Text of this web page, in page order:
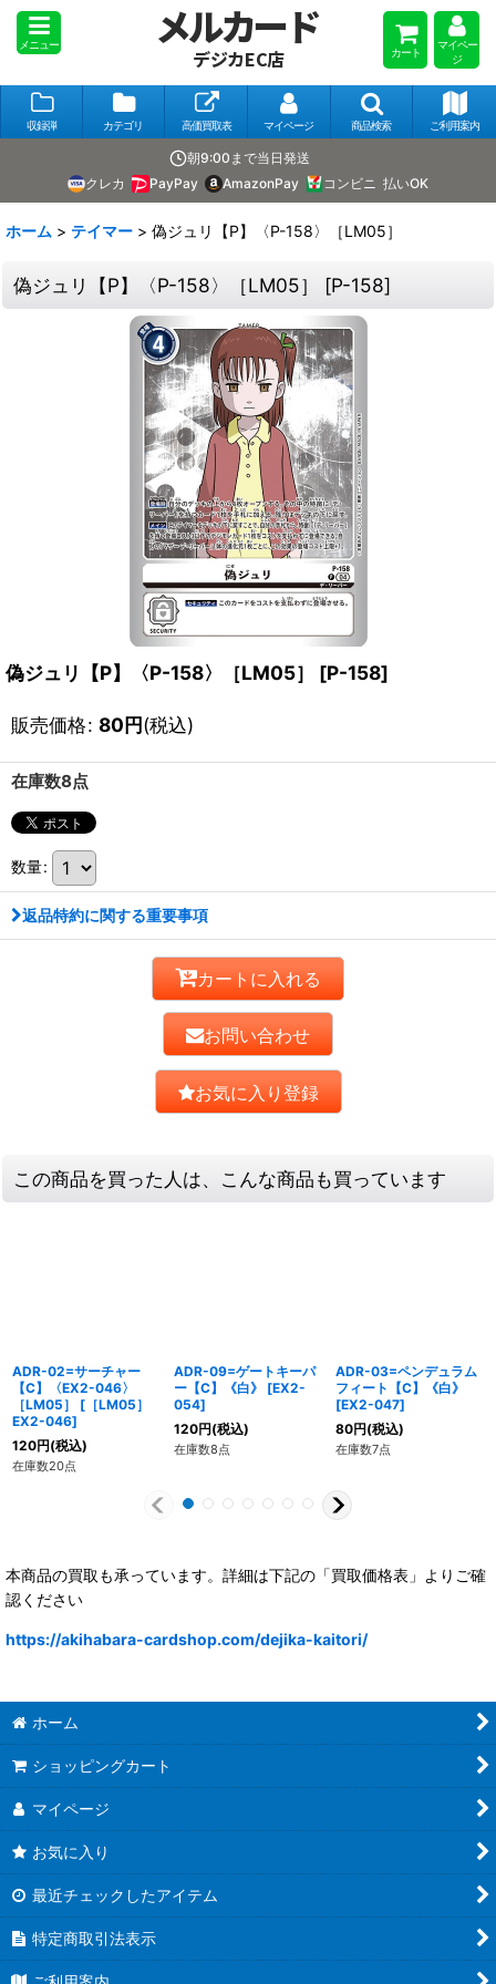
メニュー メルカード
デジカEC店 カート
マイペー
ジ
収録弾 カテゴリ 高価買取表 マイページ 商品検索 ご利用案内
朝9:00まで当日発送
クレカ
PayPay AmazonPay コンビニ 払いOK
ホーム > テイマー > 偽ジュリ【P】〈P-158〉［LM05］
偽ジュリ【P】〈P-158〉［LM05］ [P-158]
偽ジュリ【P】〈P-158〉［LM05］ [P-158]
販売価格: 80円(税込)
在庫数8点
数量:
返品特約に関する重要事項
カートに入れる
お問い合わせ
お気に入り登録
この商品を買った人は、こんな商品も買っています
ADR-02=サーチャー
【C】〈EX2-046〉
［LM05］
[ ［LM05］
EX2-046]
120円(税込)
在庫数20点
ADR-09=ゲートキーパ
ー【C】《白》
[EX2-
054]
120円(税込)
在庫数8点
ADR-03=ペンデュラム
フィート【C】《白》
[EX2-047]
80円(税込)
在庫数7点
本商品の買取も承っています。詳細は下記の「買取価格表」よりご確
認ください
https://akihabara-cardshop.com/dejika-kaitori/
ホーム
ショッピングカート
マイページ
お気に入り
最近チェックしたアイテム
特定商取引法表示